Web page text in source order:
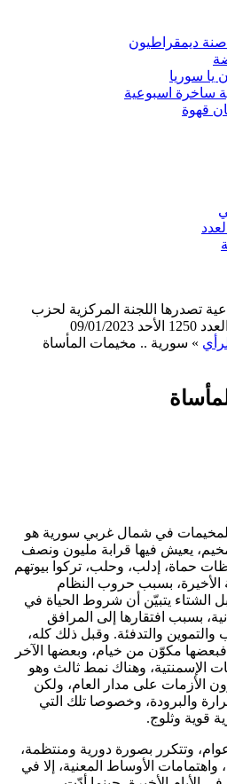
ديمقراطيون
يا سوريا
ساخرة اسبوعية
قهوة
تصدرها اللجنة المركزية لحزب
2023
» سورية .. مخيمات المأساة
في شمال غربي سورية هو
يعيش فيها قرابة مليون ونصف
حماة، إدلب، وحلب، تركوا بيوتهم
الأخيرة، بسبب حروب النظام
الشتاء يتبيّن أن شروط الحياة في
بسبب افتقارها إلى المرافق
والتموين والتدفئة. وقبل ذلك كله،
مكوّن من خيام، وبعضها الآخر
الإسمنتية، وهناك نمط ثالث وهو
الأزمات على مدار العام، ولكن
والبرودة، وخصوصا تلك التي
قوية وثلوج.
وتتكرر بصورة دورية ومنتظمة،
واهتمامات الأوساط المعنية، إلا في